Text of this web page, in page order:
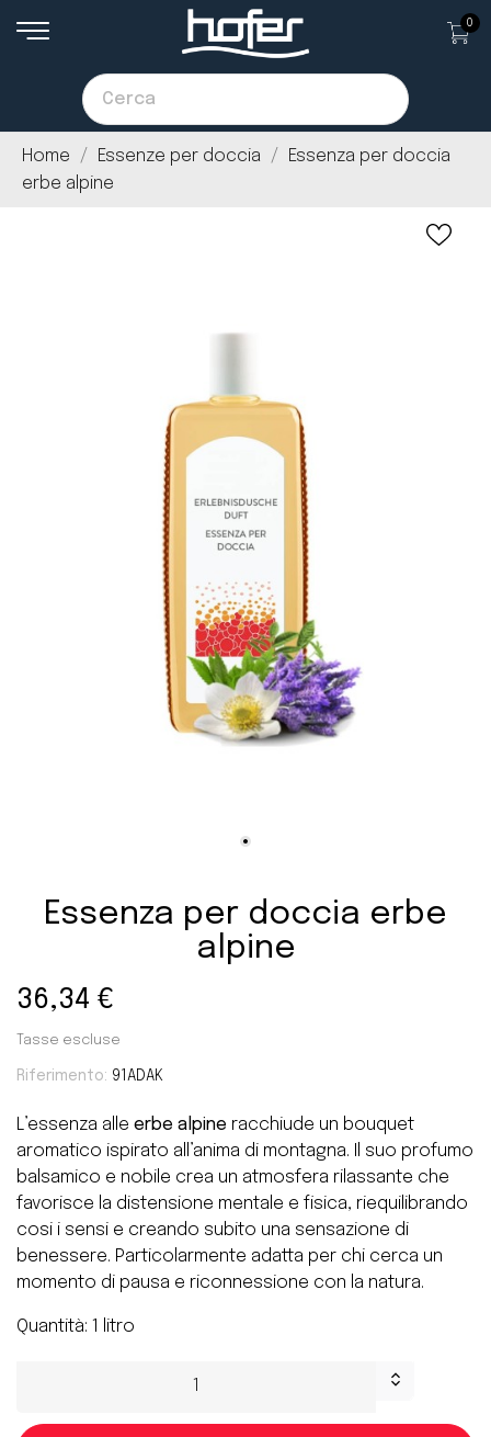
0
Home Essenze per doccia
Essenza per doccia
erbe alpine
Essenza per doccia erbe
alpine
36,34 €
Tasse escluse
Riferimento: 91ADAK
L’essenza alle erbe alpine racchiude un bouquet
aromatico ispirato all’anima di montagna. Il suo profumo
balsamico e nobile crea un atmosfera rilassante che
favorisce la distensione mentale e fisica, riequilibrando
cosi i sensi e creando subito una sensazione di
benessere. Particolarmente adatta per chi cerca un
momento di pausa e riconnessione con la natura.
Quantità: 1 litro